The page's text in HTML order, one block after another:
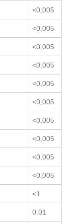
<0,005
<0,005
<0,005
<0,005
<0,005
<0,005
<0,005
<0,005
<0,005
<0,005
<1
0.01